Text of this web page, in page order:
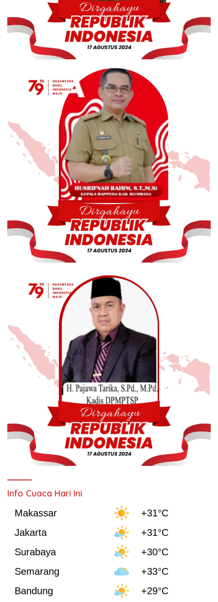
Info Cuaca Hari Ini
Makassar
+31°C
Jakarta
+31°C
Surabaya
+30°C
Semarang
+33°C
Bandung
+29°C